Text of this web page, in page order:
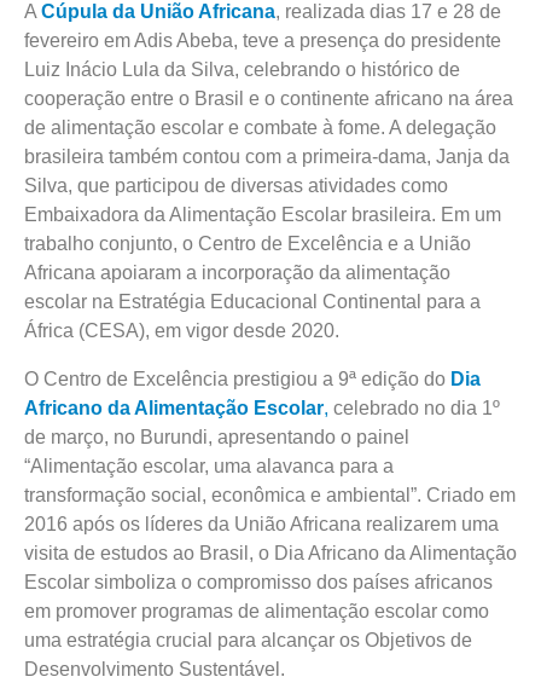
A Cúpula da União Africana, realizada dias 17 e 28 de
fevereiro em Adis Abeba, teve a presença do presidente
Luiz Inácio Lula da Silva, celebrando o histórico de
cooperação entre o Brasil e o continente africano na área
de alimentação escolar e combate à fome. A delegação
brasileira também contou com a primeira-dama, Janja da
Silva, que participou de diversas atividades como
Embaixadora da Alimentação Escolar brasileira. Em um
trabalho conjunto, o Centro de Excelência e a União
Africana apoiaram a incorporação da alimentação
escolar na Estratégia Educacional Continental para a
África (CESA), em vigor desde 2020.
O Centro de Excelência prestigiou a 9ª edição do Dia
Africano da Alimentação Escolar, celebrado no dia 1º
de março, no Burundi, apresentando o painel
“Alimentação escolar, uma alavanca para a
transformação social, econômica e ambiental”. Criado em
2016 após os líderes da União Africana realizarem uma
visita de estudos ao Brasil, o Dia Africano da Alimentação
Escolar simboliza o compromisso dos países africanos
em promover programas de alimentação escolar como
uma estratégia crucial para alcançar os Objetivos de
Desenvolvimento Sustentável.